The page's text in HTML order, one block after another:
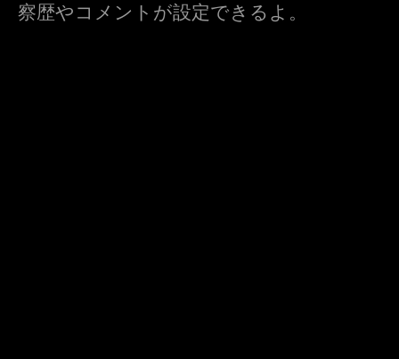
察歴やコメントが設定できるよ。